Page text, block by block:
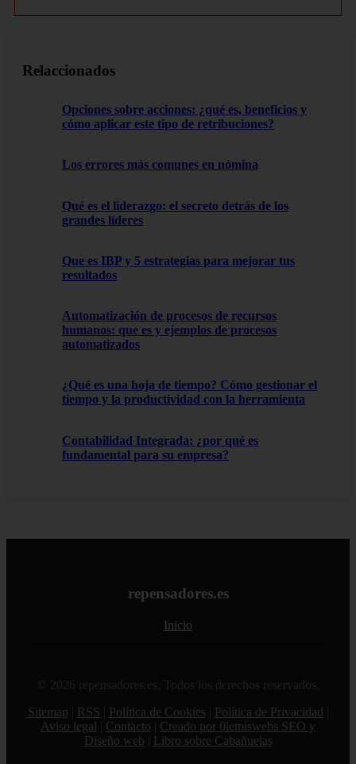
Relaccionados
Opciones sobre acciones: ¿qué es, beneficios y
cómo aplicar este tipo de retribuciones?
Los errores más comunes en nómina
Qué es el liderazgo: el secreto detrás de los
grandes líderes
Que es IBP y 5 estrategias para mejorar tus
resultados
Automatización de procesos de recursos
humanos: que es y ejemplos de procesos
automatizados
¿Qué es una hoja de tiempo? Cómo gestionar el
tiempo y la productividad con la herramienta
Contabilidad Integrada: ¿por qué es
fundamental para su empresa?
repensadores.es
Inicio
© 2026 repensadores.es. Todos los derechos reservados.
Sitemap
RSS Política de Cookies Política de Privacidad
Aviso legal
Contacto
Creado por 0lemiswebs SEO y
Diseño web
Libro sobre Cabañuelas